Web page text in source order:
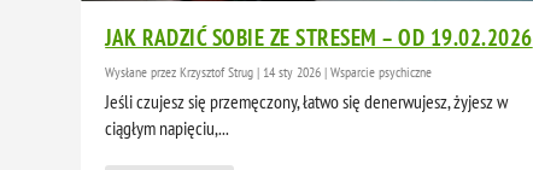
JAK RADZIĆ SOBIE ZE STRESEM – OD 19.02.2026
Wysłane przezKrzysztof Strug | 14 sty 2026 |Wsparcie psychiczne
Jeśli czujesz się przemęczony, łatwo się denerwujesz, żyjesz w
ciągłym napięciu,...